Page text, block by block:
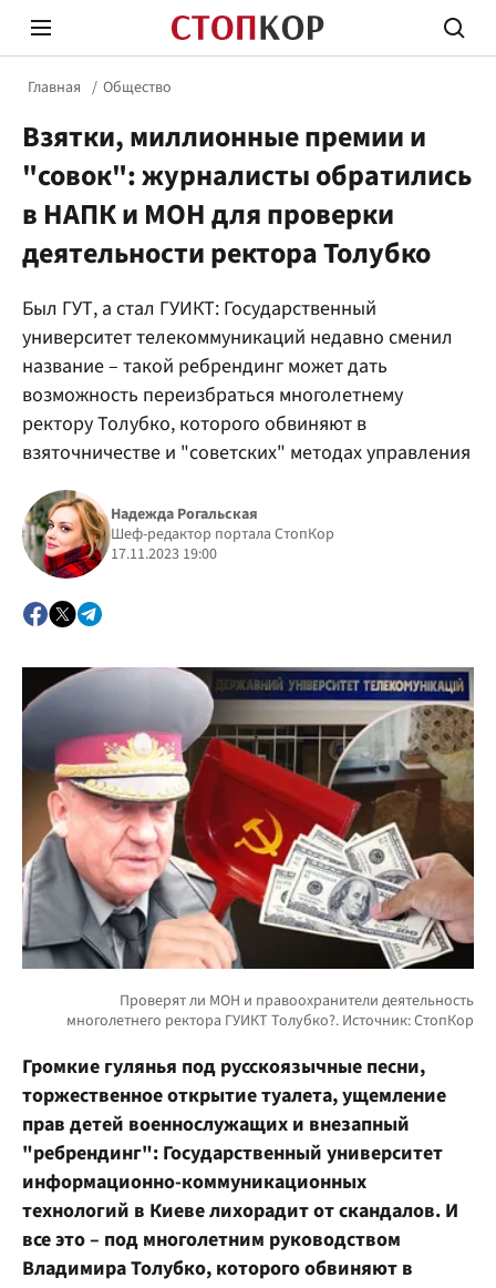
Стоп Политической Коррупции
Политика
Главная Общество
Взятки, миллионные премии и
"совок": журналисты обратились
в НАПК и МОН для проверки
деятельности ректора Толубко
Был ГУТ, а стал ГУИКТ: Государственный
университет телекоммуникаций недавно сменил
название – такой ребрендинг может дать
возможность переизбраться многолетнему
ректору Толубко, которого обвиняют в
взяточничестве и "советских" методах управления
Надежда Рогальская
Шеф-редактор портала СтопКор
17.11.2023 19:00
Громкие гулянья под русскоязычные песни,
торжественное открытие туалета, ущемление
прав детей военнослужащих и внезапный
"ребрендинг": Государственный университет
информационно-коммуникационных
технологий в Киеве лихорадит от скандалов. И
все это – под многолетним руководством
Владимира Толубко, которого обвиняют в